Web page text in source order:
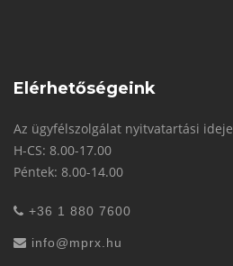
Elérhetőségeink
Az ügyfélszolgálat nyitvatartási ideje
H-CS: 8.00-17.00
Péntek: 8.00-14.00
+36 1 880 7600
info@mprx.hu